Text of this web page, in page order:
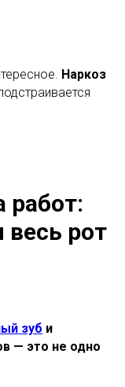
Наркоз
работ:
весь рот
зуб и
— это не одно